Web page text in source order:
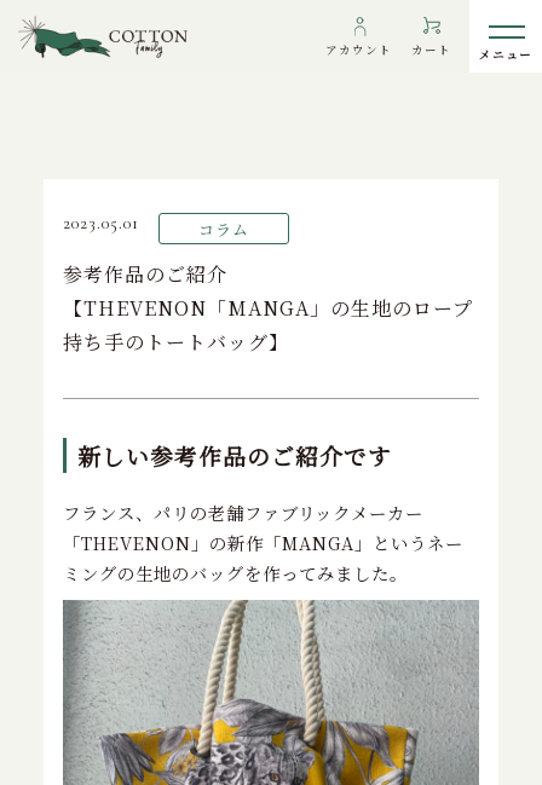
アカウント カート
わたしたちについて
インフォメーション
ギャラリー
To overseas customers
ご利用ガイド
特定商取引に基づく表記
お問い合わせ
TOP> コラム>参考作品のご紹介【THEVENON「MANGA」の生
地のロープ持ち手のトートバッグ】
2023.05.01 コラム
参考作品のご紹介
【THEVENON「MANGA」の生地のロープ
持ち手のトートバッグ】
新しい参考作品のご紹介です
フランス、パリの老舗ファブリックメーカー
「THEVENON」の新作「MANGA」というネー
ミングの生地のバッグを作ってみました。